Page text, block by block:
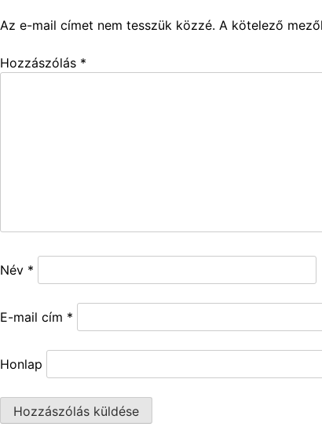
Az e-mail címet nem tesszük közzé. A kötelező
Hozzászólás *
Név *
E-mail cím *
Honlap